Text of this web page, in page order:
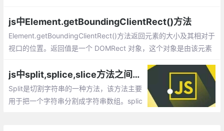
js中Element.getBoundingClientRect()方法
Element.getBoundingClientRect()方法返回元素的大小及其相对于
视口的位置。返回值是一个 DOMRect 对象，这个对象是由该元素
相关的CSS 边框集合
js中split,splice,slice方法之间的差异_splice()、slice()、split()函数的区分
Split是切割字符串的一种方法，该方法主要
用于把一个字符串分割成字符串数组。splic